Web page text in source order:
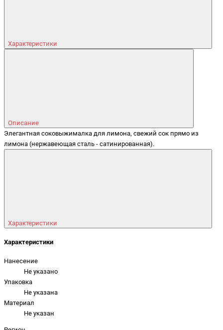
Характеристики
Описание
Элегантная соковыжималка для лимона, свежий сок прямо из
лимона (нержавеющая сталь - сатинированная).
Характеристики
Характеристики
Нанесение
Не указано
Упаковка
Не указана
Материал
Не указан